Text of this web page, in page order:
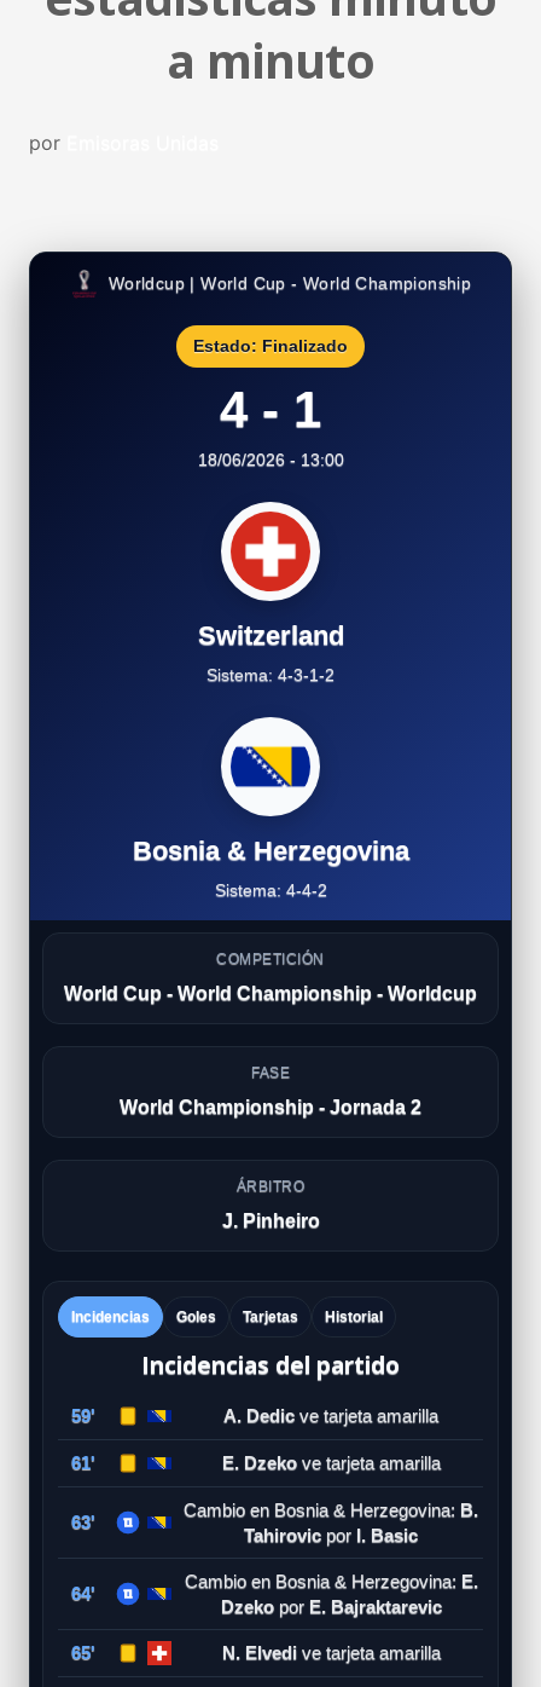
a minuto
por
Worldcup | World Cup - World Championship
Switzerland
Sistema: 4-3-1-2
Estado: Finalizado
4 - 1
18/06/2026 - 13:00
Bosnia & Herzegovina
Sistema: 4-4-2
COMPETICIÓN
World Cup - World Championship - Worldcup
FASE
World Championship - Jornada 2
ÁRBITRO
J. Pinheiro
Incidencias Goles Tarjetas Historial
Incidencias del partido
59' A. Dedic ve tarjeta amarilla
61' E. Dzekove tarjeta amarilla
63'
Cambio en Bosnia & Herzegovina: B.
Tahirovic por I. Basic
64'
Cambio en Bosnia & Herzegovina: E.
Dzekopor E. Bajraktarevic
65' N. Elvedive tarjeta amarilla